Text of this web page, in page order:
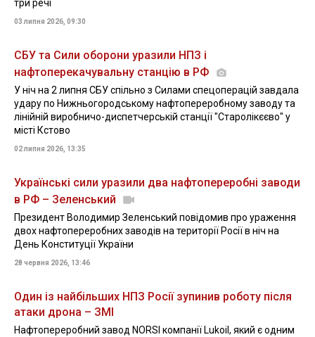
три речі
03 липня 2026, 09:30
СБУ та Сили оборони уразили НПЗ і
нафтоперекачувальну станцію в РФ
У ніч на 2 липня СБУ спільно з Силами спецоперацій завдала
удару по Нижньогородському нафтопереробному заводу та
лінійній виробничо-диспетчерській станції "Старолікєєво" у
місті Кстово
02 липня 2026, 13:35
Українські сили уразили два нафтопереробні заводи
в РФ – Зеленський
Президент Володимир Зеленський повідомив про ураження
двох нафтопереробних заводів на території Росії в ніч на
День Конституції України
28 червня 2026, 13:46
Один із найбільших НПЗ Росії зупинив роботу після
атаки дрона – ЗМІ
Нафтопереробний завод NORSI компанії Lukoil, який є одним